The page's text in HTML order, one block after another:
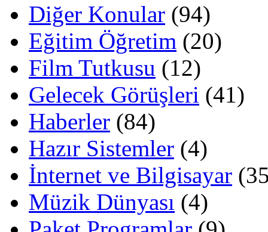
Diğer Konular (94)
Eğitim Öğretim (20)
Film Tutkusu (12)
Gelecek Görüşleri (41)
Haberler (84)
Hazır Sistemler (4)
İnternet ve Bilgisayar
Müzik Dünyası (4)